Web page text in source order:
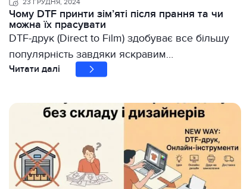
23 ГРУДНЯ, 2024
Чому DTF принти зім’яті після прання та чи
можна їх прасувати
DTF-друк (Direct to Film) здобуває все більшу
популярність завдяки яскравим…
Читати далі